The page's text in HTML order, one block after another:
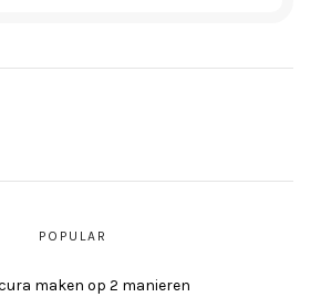
POPULAR
maken op 2 manieren